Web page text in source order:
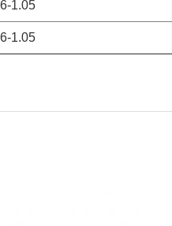
1.05
1.05